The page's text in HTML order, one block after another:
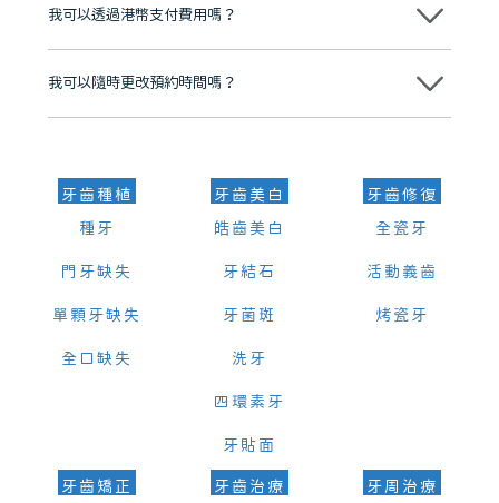
我可以透過港幣支付費用嗎？
可以。維港口腔會按照當日匯率轉算收取費用，而匯率會及時告知客人
我可以隨時更改預約時間嗎？
可以，請盡早通過wechat或whatsapp聯絡我們，告知我們你原本預約
牙齒種植
種牙
門牙缺失
單顆牙缺失
全口缺失
牙齒美白
皓齒美白
牙結石
牙菌斑
洗牙
四環素牙
牙貼面
牙齒修復
全瓷牙
活動義齒
烤瓷牙
牙齒矯正
牙齒治療
牙周治療